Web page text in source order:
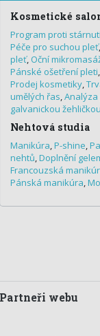
Kosmetické
Program proti
Péče pro suchou pleť,
pleť, Oční
Pánské ošetření pleti,
Prodej kosmetiky,
umělých řas,Analýza
galvanickou žehličkou
Nehtová studia
Manikúra,P-shine,
nehtů,Doplnění
Francouzská
Pánská manikúra,
Partneři webu